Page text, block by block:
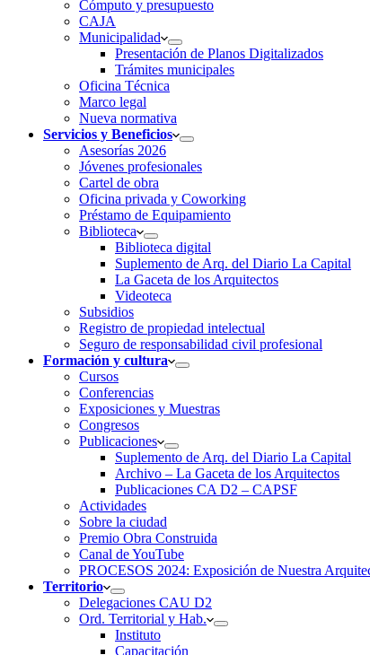
Cómputo y presupuesto
CAJA
Municipalidad
Presentación de Planos Digitalizados
Trámites municipales
Oficina Técnica
Marco legal
Nueva normativa
Servicios y Beneficios
Asesorías 2026
Jóvenes profesionales
Cartel de obra
Oficina privada y Coworking
Préstamo de Equipamiento
Biblioteca
Biblioteca digital
Suplemento de Arq. del Diario La Capital
La Gaceta de los Arquitectos
Videoteca
Subsidios
Registro de propiedad intelectual
Seguro de responsabilidad civil profesional
Formación y cultura
Cursos
Conferencias
Exposiciones y Muestras
Congresos
Publicaciones
Suplemento de Arq. del Diario La Capital
Archivo – La Gaceta de los Arquitectos
Publicaciones CA D2 – CAPSF
Actividades
Sobre la ciudad
Premio Obra Construida
Canal de YouTube
PROCESOS 2024: Exposición de Nuestra
Territorio
Delegaciones CAU D2
Ord. Territorial y Hab.
Instituto
Capacitación